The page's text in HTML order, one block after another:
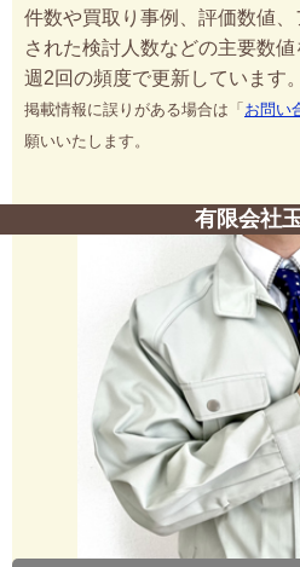
件数や買取り事例、評価数値
された検討人数などの主要数値
週2回の頻度で更新しています。
掲載情報に誤りがある場合は「 お問い
願いいたします。
有限会社